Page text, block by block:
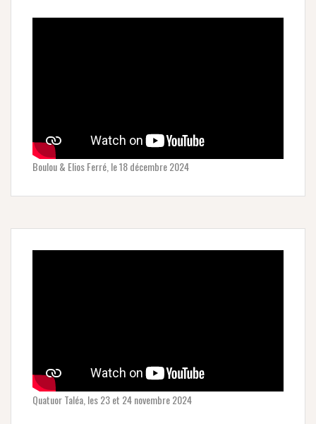
Boulou & Elios Ferré, le 18 décembre 2024
Quatuor Taléa, les 23 et 24 novembre 2024